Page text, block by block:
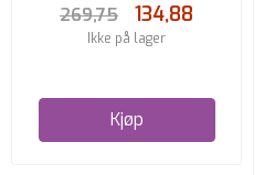
269,75 134,88
Ikke på lager
Kjøp